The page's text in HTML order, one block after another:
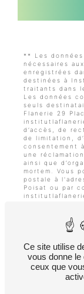
** Les
nécessaires
enregistrées
destinées à
traitants dans
Les données
seuls
Flanerie 29
d’accès, de
de limitation,
consentement
une
ainsi que
mortem. Vous
postale à
Poisat ou par
pourra vous
données
pendant la
probatoires et
le droit de
démarchage
Bloctel.gouv.fr
d’informations
Ce site utilise
vous donne le
ceux que